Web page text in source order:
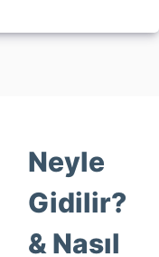
Neyle
Gidilir?
& Nasıl